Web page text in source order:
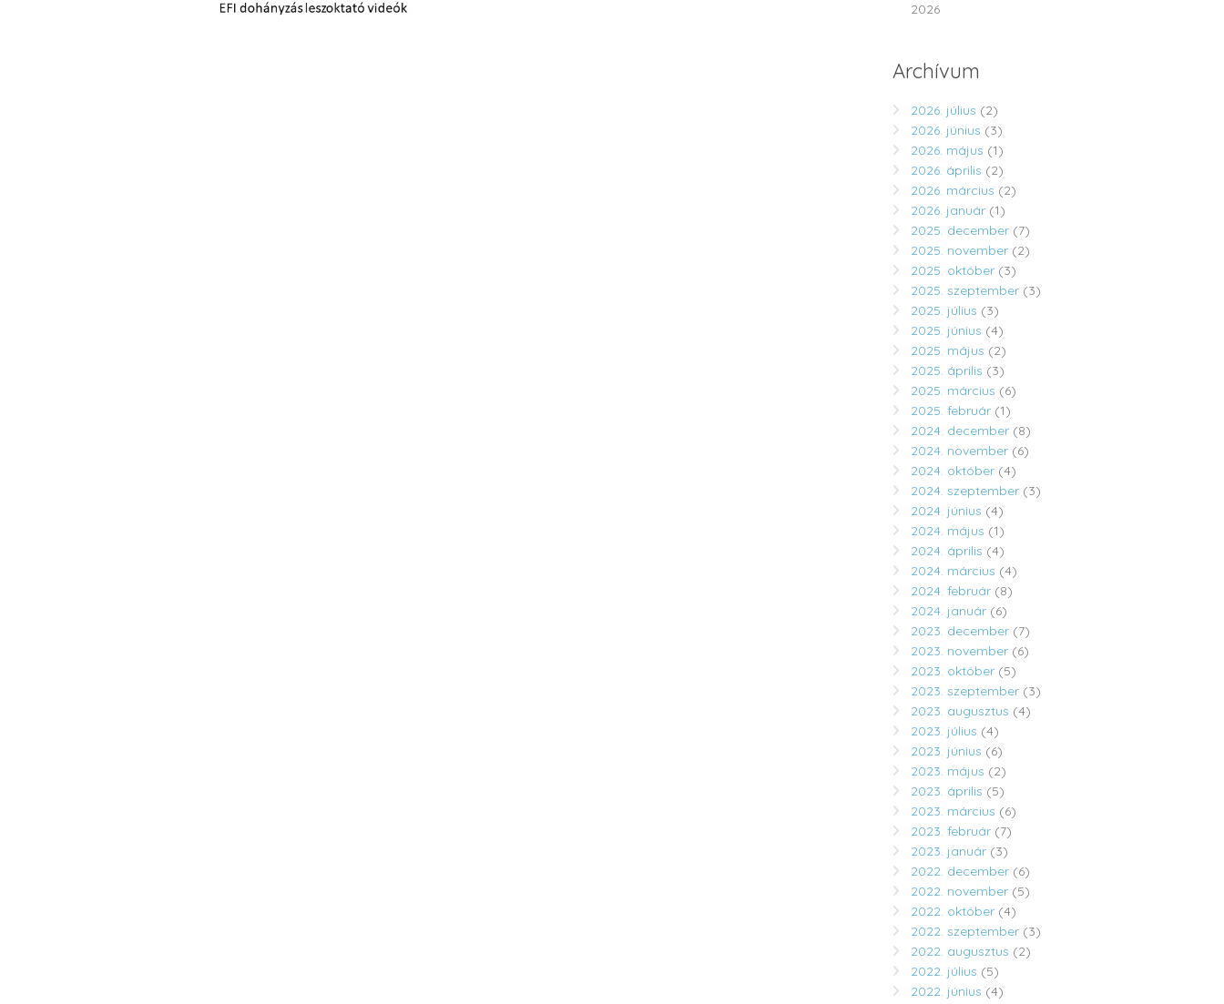
2026
Archívum
2026. július (2)
2026. június (3)
2026. május (1)
2026. április (2)
2026. március (2)
2026. január(1)
2025. december(7)
2025. november(2)
2025. október(3)
2025. szeptember(3)
2025. július (3)
2025. június (4)
2025. május (2)
2025. április (3)
2025. március (6)
2025. február(1)
2024. december(8)
2024. november(6)
2024. október(4)
2024. szeptember(3)
2024. június (4)
2024. május (1)
2024. április (4)
2024. március (4)
2024. február(8)
2024. január(6)
2023. december(7)
2023. november(6)
2023. október(5)
2023. szeptember(3)
2023. augusztus (4)
2023. július (4)
2023. június (6)
2023. május (2)
2023. április (5)
2023. március (6)
2023. február(7)
2023. január(3)
2022. december(6)
2022. november(5)
2022. október(4)
2022. szeptember(3)
2022. augusztus (2)
2022. július (5)
2022. június (4)